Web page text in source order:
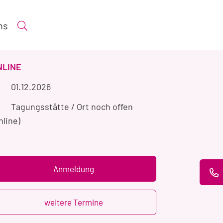
Suche öffnen
Veranstaltungszeitraum
01.12.2026
Veranstaltungsort
Tagungsstätte / Ort noch offen
Anmeldung
weitere Termine